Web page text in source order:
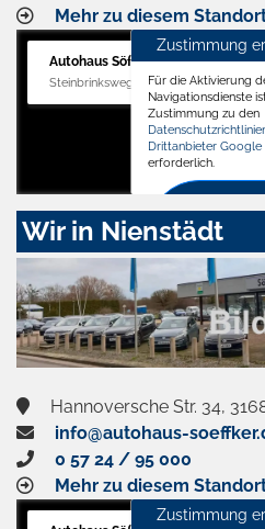
Mehr zu diesem
Autohaus Söffker GmbH
Steinbrinksweg 12, 31840 Hessisch
Zustimmung
Für die Aktivierung
Navigationsdienste
Zustimmung zu den
Drittanbieter Google
erforderlich.
Wir in Nienstädt
Hannoversche Str. 34,
info@autohaus-
0 57 24 / 95 000
Mehr zu diesem
Zustimmung